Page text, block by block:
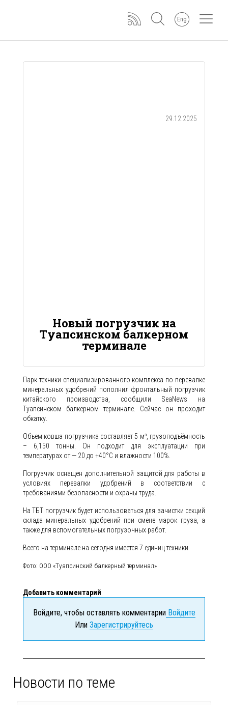
Eng
29.12.2025
Новый погрузчик на
Туапсинском балкерном
терминале
Парк техники специализированного комплекса по перевалке
минеральных удобрений пополнил фронтальный погрузчик
китайского производства, сообщили SeaNews на
Туапсинском балкерном терминале. Сейчас он проходит
обкатку.
Объем ковша погрузчика составляет 5 м³, грузоподъёмность
– 6,150 тонны. Он подходит для эксплуатации при
температурах от — 20 до +40°С и влажности 100%.
Погрузчик оснащен дополнительной защитой для работы в
условиях перевалки удобрений в соответствии с
требованиями безопасности и охраны труда.
На ТБТ погрузчик будет использоваться для зачистки секций
склада минеральных удобрений при смене марок груза, а
также для вспомогательных погрузочных работ.
Всего на терминале на сегодня имеется 7 единиц техники.
Фото: ООО «Туапсинский балкерный терминал»
Добавить комментарий
Войдите, чтобы оставлять комментарииВойдите
Или Зарегистрируйтесь
Новости по теме